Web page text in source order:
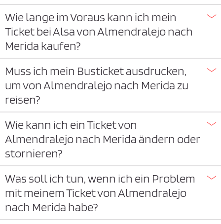
Wie lange im Voraus kann ich mein
Ticket bei Alsa von Almendralejo nach
Merida kaufen?
Muss ich mein Busticket ausdrucken,
um von Almendralejo nach Merida zu
reisen?
Wie kann ich ein Ticket von
Almendralejo nach Merida ändern oder
stornieren?
Was soll ich tun, wenn ich ein Problem
mit meinem Ticket von Almendralejo
nach Merida habe?